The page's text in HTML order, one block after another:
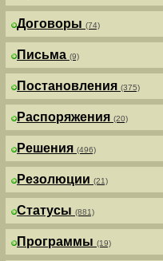
Договоры (74)
Письма (9)
Постановления (375)
Распоряжения (20)
Решения (496)
Резолюции (21)
Статусы (881)
Программы (19)